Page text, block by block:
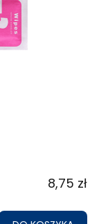
8,75 zł